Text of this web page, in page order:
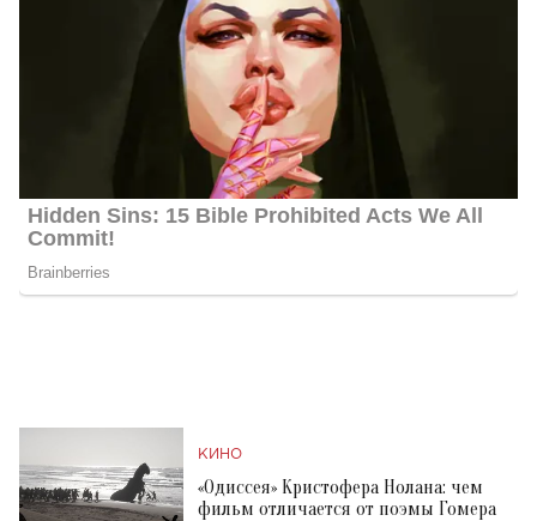
КИНО
«Одиссея» Кристофера Нолана: чем
фильм отличается от поэмы Гомера